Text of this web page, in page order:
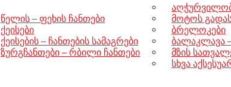
წელის – ფეხის ჩანთები
ქეისები
ქეისების – ჩანთების სამაგრები
ზურგჩანთები – რბილი ჩანთები
მოტოს
ბრელოკები
ბალაკლავა
მზის
სხვა